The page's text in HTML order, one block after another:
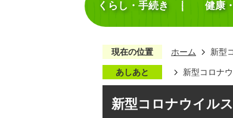
くらし・手続き 健康
現在の位置 ホーム 新型
あしあと 新型コロナ
新型コロナウイル